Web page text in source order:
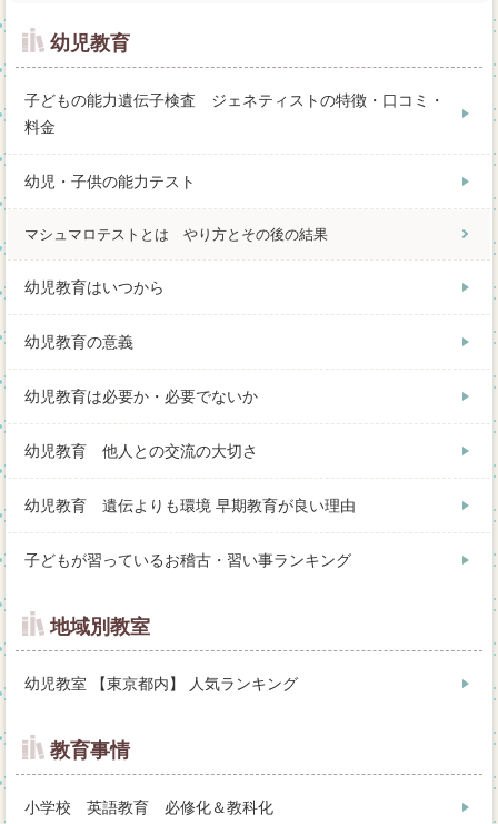
幼児教育
子どもの能力遺伝子検査 ジェネティストの特徴・口コミ・
料金
幼児・子供の能力テスト
マシュマロテストとは やり方とその後の結果
幼児教育はいつから
幼児教育の意義
幼児教育は必要か・必要でないか
幼児教育 他人との交流の大切さ
幼児教育 遺伝よりも環境 早期教育が良い理由
子どもが習っているお稽古・習い事ランキング
地域別教室
幼児教室 【東京都内】 人気ランキング
教育事情
小学校 英語教育 必修化＆教科化